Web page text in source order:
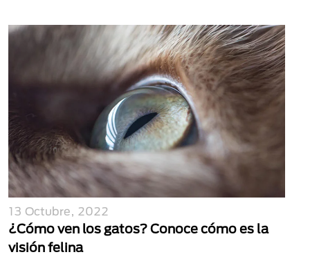
13 Octubre, 2022
¿Cómo ven los gatos? Conoce cómo es la
visión felina